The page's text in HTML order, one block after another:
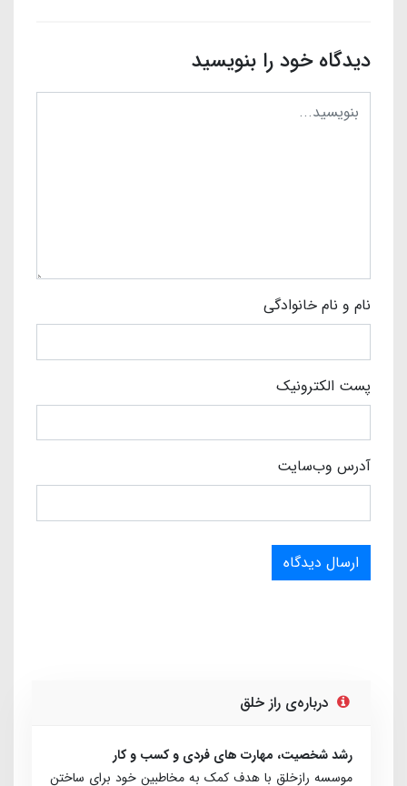
دیدگاه خود را بنویسید
نام و نام خانوادگی
پست الکترونیک
آدرس وب‌سایت
ارسال دیدگاه
درباره‌ی راز خلق
رشد شخصیت، مهارت های فردی و کسب و کار
موسسه رازخلق با هدف کمک به مخاطبین خود برای ساختن